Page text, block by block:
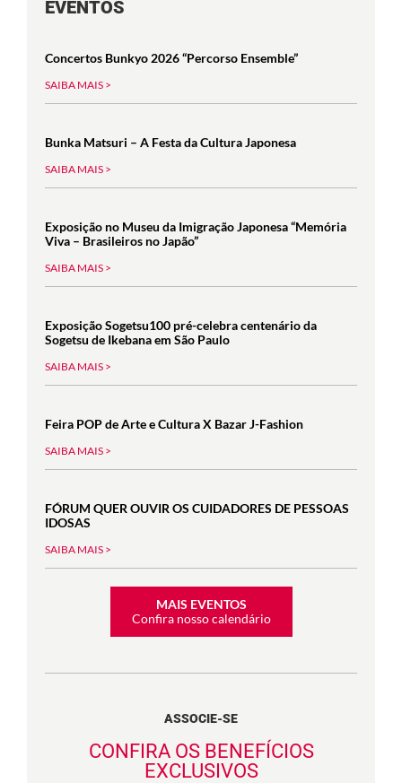
EVENTOS
Concertos Bunkyo 2026 “Percorso Ensemble”
SAIBA MAIS >
Bunka Matsuri – A Festa da Cultura Japonesa
SAIBA MAIS >
Exposição no Museu da Imigração Japonesa “Memória
Viva – Brasileiros no Japão”
SAIBA MAIS >
Exposição Sogetsu100 pré-celebra centenário da
Sogetsu de Ikebana em São Paulo
SAIBA MAIS >
Feira POP de Arte e Cultura X Bazar J-Fashion
SAIBA MAIS >
FÓRUM QUER OUVIR OS CUIDADORES DE PESSOAS
IDOSAS
SAIBA MAIS >
MAIS EVENTOS
Confira nosso calendário
ASSOCIE-SE
CONFIRA OS BENEFÍCIOS
EXCLUSIVOS